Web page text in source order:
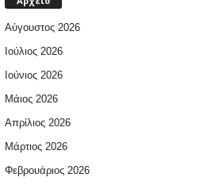
Αύγουστος 2026
Ιούλιος 2026
Ιούνιος 2026
Μάιος 2026
Απρίλιος 2026
Μάρτιος 2026
Φεβρουάριος 2026